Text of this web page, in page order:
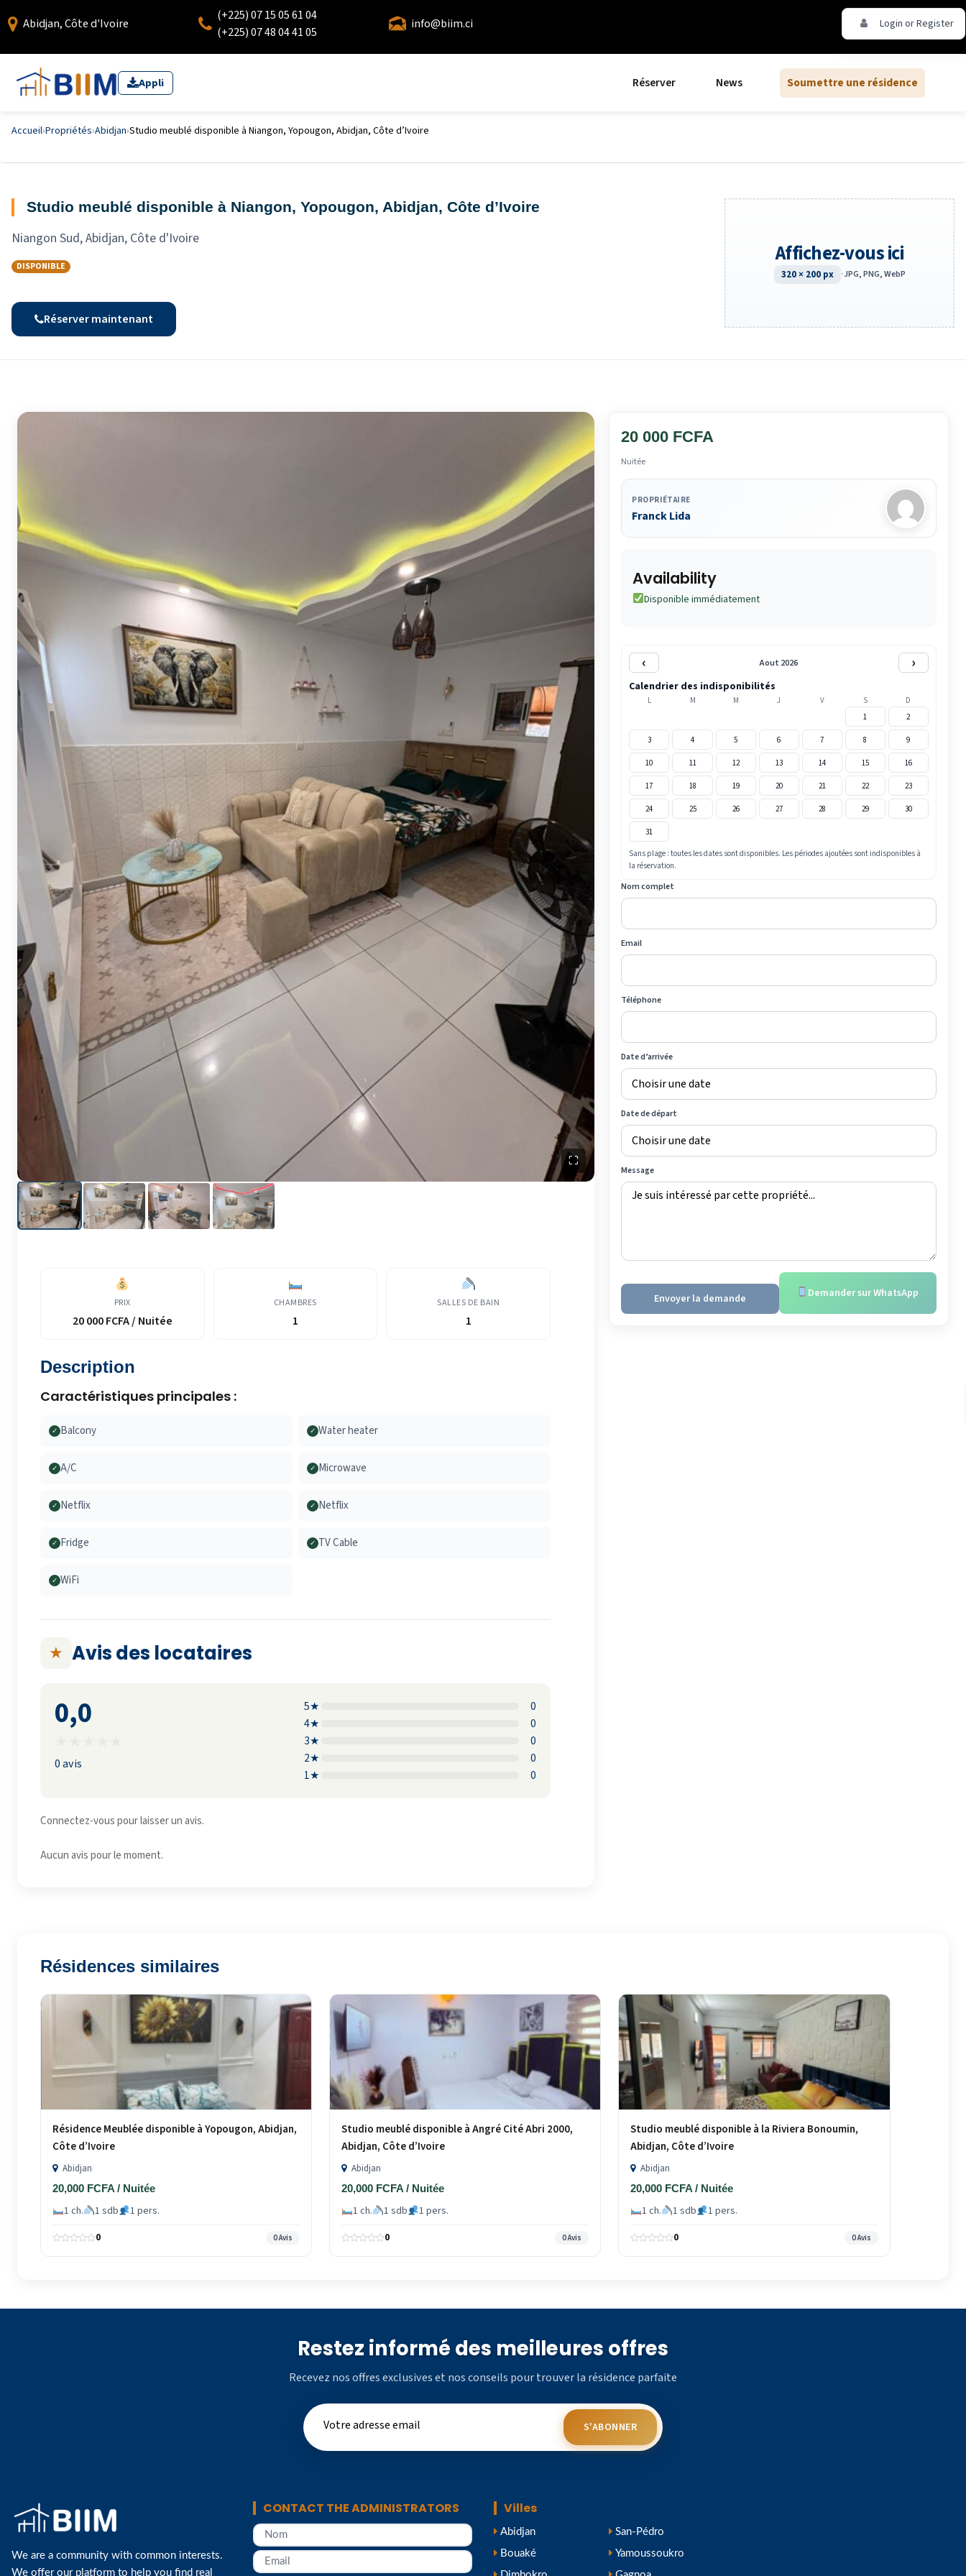
Abidjan, Côte d'Ivoire
(+225) 07 15 05 61 04
(+225) 07 48 04 41 05
info@biim.ci Login or Register
Appli Réserver News Soumettre une résidence
Accueil›Propriétés›Abidjan›Studio meublé disponible à Niangon, Yopougon, Abidjan, Côte d’Ivoire
Studio meublé disponible à Niangon, Yopougon, Abidjan, Côte d’Ivoire
Niangon Sud, Abidjan, Côte d'Ivoire
DISPONIBLE
Réserver maintenant
Affichez-vous ici
320 × 200 px ·JPG, PNG, WebP
⛶
PRIX
20 000 FCFA / Nuitée
CHAMBRES
1
SALLES DE BAIN
1
Description
Caractéristiques principales :
✓ Balcony ✓ Water heater
✓ A/C ✓ Microwave
✓ Netflix ✓ Netflix
✓ Fridge ✓ TV Cable
✓ WiFi
★ Avis des locataires
0,0
0 avis
5★
0
4★
0
3★
0
2★
0
1★
0
Connectez-vous pour laisser un avis.
Aucun avis pour le moment.
20 000 FCFA
Nuitée
PROPRIÉTAIRE
Franck Lida
Availability
Disponible immédiatement
‹ Aout 2026 ›
Calendrier des indisponibilités
L M M J V S
D
1
2
3 4 5 6 7 8 9
10 11 12 13 14 15 16
17 18 19 20 21 22 23
24 25 26 27 28 29 30
31
Sans plage : toutes les dates sont disponibles. Les périodes ajoutées sont indisponibles à
la réservation.
Nom complet
Email
Téléphone
Date d’arrivée
Date de départ
Message
Envoyer la demande Demander sur WhatsApp
Résidences similaires
Résidence Meublée disponible à Yopougon, Abidjan,
Côte d’Ivoire
Abidjan
20,000 FCFA / Nuitée
1 ch. 1 sdb 1 pers.
0 0 Avis
Studio meublé disponible à Angré Cité Abri 2000,
Abidjan, Côte d’Ivoire
Abidjan
20,000 FCFA / Nuitée
1 ch. 1 sdb 1 pers.
0 0 Avis
Studio meublé disponible à la Riviera Bonoumin,
Abidjan, Côte d’Ivoire
Abidjan
20,000 FCFA / Nuitée
1 ch. 1 sdb 1 pers.
0 0 Avis
Restez informé des meilleures offres
Recevez nos offres exclusives et nos conseils pour trouver la résidence parfaite
S'ABONNER
We are a community with common interests.
We offer our platform to help you find real
CONTACT THE ADMINISTRATORS Villes
Abidjan
Bouaké
San-Pédro
Yamoussoukro